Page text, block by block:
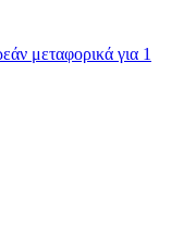
μεταφορικά για 1